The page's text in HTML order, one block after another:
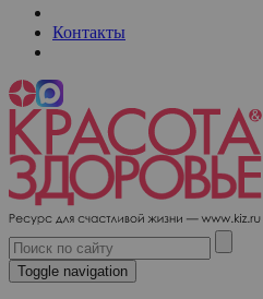
Контакты
Toggle navigation